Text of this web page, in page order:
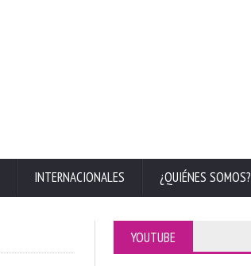
INTERNACIONALES ¿QUIÉNES SOMOS?
YOUTUBE